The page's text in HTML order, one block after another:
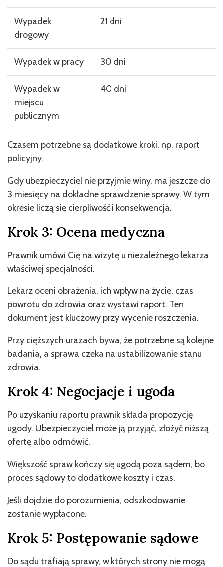
Wypadek
drogowy
21 dni
Wypadek w pracy 30 dni
Wypadek w
miejscu
publicznym
40 dni
Czasem potrzebne są dodatkowe kroki, np. raport
policyjny.
Gdy ubezpieczyciel nie przyjmie winy, ma jeszcze do
3 miesięcy na dokładne sprawdzenie sprawy. W tym
okresie liczą się cierpliwość i konsekwencja.
Krok 3: Ocena medyczna
Prawnik umówi Cię na wizytę u niezależnego lekarza
właściwej specjalności.
Lekarz oceni obrażenia, ich wpływ na życie, czas
powrotu do zdrowia oraz wystawi raport. Ten
dokument jest kluczowy przy wycenie roszczenia.
Przy cięższych urazach bywa, że potrzebne są kolejne
badania, a sprawa czeka na ustabilizowanie stanu
zdrowia.
Krok 4: Negocjacje i ugoda
Po uzyskaniu raportu prawnik składa propozycję
ugody. Ubezpieczyciel może ją przyjąć, złożyć niższą
ofertę albo odmówić.
Większość spraw kończy się ugodą poza sądem, bo
proces sądowy to dodatkowe koszty i czas.
Jeśli dojdzie do porozumienia, odszkodowanie
zostanie wypłacone.
Krok 5: Postępowanie sądowe
Do sądu trafiają sprawy, w których strony nie mogą